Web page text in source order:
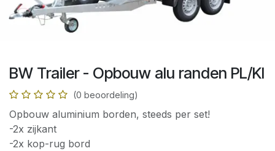
BW Trailer - Opbouw alu randen PL/KI
(0 beoordeling)
Opbouw aluminium borden, steeds per set!
-2x zijkant
-2x kop-rug bord